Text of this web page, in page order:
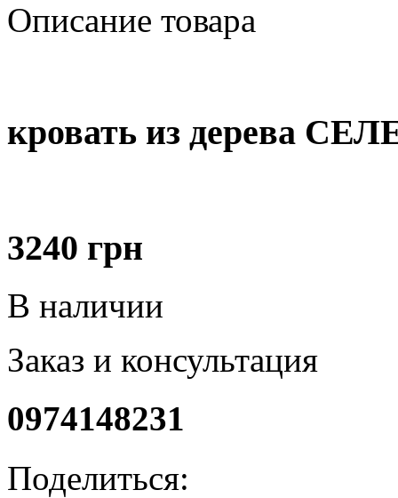
Описание товара
кровать из дерева
3240 грн
В наличии
Заказ и консультация
0974148231
Поделиться: